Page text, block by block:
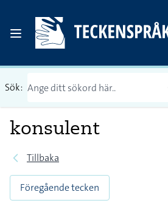
Sök:
konsulent
Tillbaka
Föregående tecken